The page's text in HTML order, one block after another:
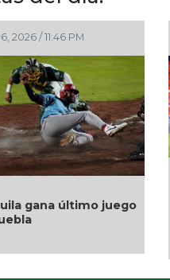
Ago 06, 2026 / 11:15 PM
épica victoria en